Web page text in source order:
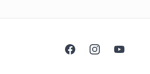
FacebookInstagramYouTube